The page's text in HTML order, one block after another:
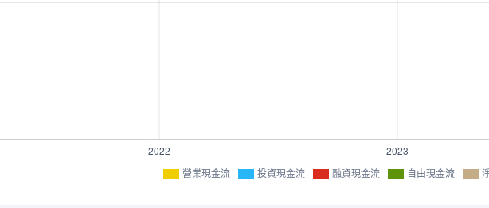
營業現金流 投資現金流 融資現金流 自由現金流